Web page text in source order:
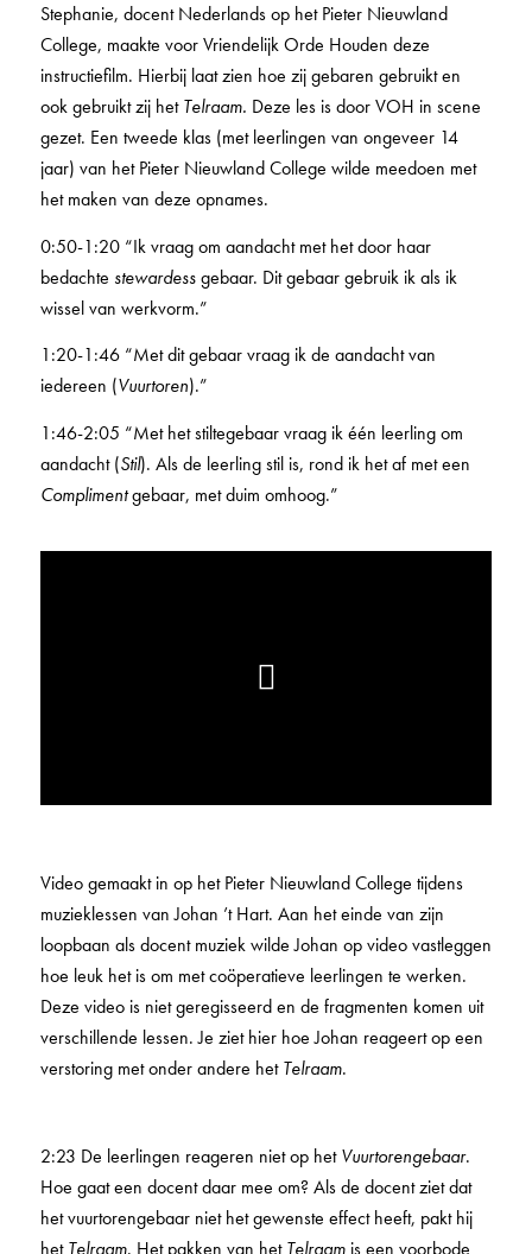
Stephanie, docent Nederlands op het Pieter Nieuwland
College, maakte voor Vriendelijk Orde Houden deze
instructiefilm. Hierbij laat zien hoe zij gebaren gebruikt en
ook gebruikt zij hetTelraam. Deze les is door VOH in scene
gezet. Een tweede klas (met leerlingen van ongeveer 14
jaar) van het Pieter Nieuwland College wilde meedoen met
het maken van deze opnames.
0:50-1:20 “Ik vraag om aandacht met het door haar
bedachte stewardessgebaar. Dit gebaar gebruik ik als ik
wissel van werkvorm.”
1:20-1:46 “Met dit gebaar vraag ik de aandacht van
iedereen (Vuurtoren).”
1:46-2:05 “Met het stiltegebaar vraag ik één leerling om
aandacht (Stil). Als de leerling stil is, rond ik het af met een
Complimentgebaar, met duim omhoog.”
Video gemaakt in op het Pieter Nieuwland College tijdens
muzieklessen van Johan ’t Hart. Aan het einde van zijn
loopbaan als docent muziek wilde Johan op video vastleggen
hoe leuk het is om met coöperatieve leerlingen te werken.
Deze video is niet geregisseerd en de fragmenten komen uit
verschillende lessen. Je ziet hier hoe Johan reageert op een
verstoring met onder andere hetTelraam.
2:23 De leerlingen reageren niet op hetVuurtorengebaar.
Hoe gaat een docent daar mee om? Als de docent ziet dat
het vuurtorengebaar niet het gewenste effect heeft, pakt hij
hetTelraam. Het pakken van hetTelraamis een voorbode